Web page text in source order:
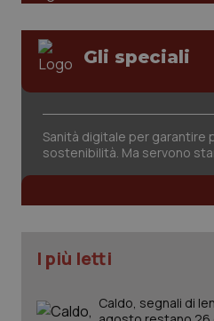
Gli speciali
Sanità digitale per garantire
sostenibilità. Ma servono
I più letti
Caldo, segnali di
CookieScriptConsent